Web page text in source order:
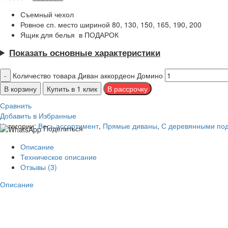
Съемный чехол
Ровное сп. место шириной 80, 130, 150, 165, 190, 200
Ящик для белья в ПОДАРОК
Показать основные характеристики
Количество товара Диван аккордеон Домино
В корзину
Купить в 1 клик
Сравнить
Добавить в Избранные
Категории: Весь ассортимент, Прямые диваны, С деревянными
Поделиться
Описание
Техническое описание
Отзывы (3)
Описание